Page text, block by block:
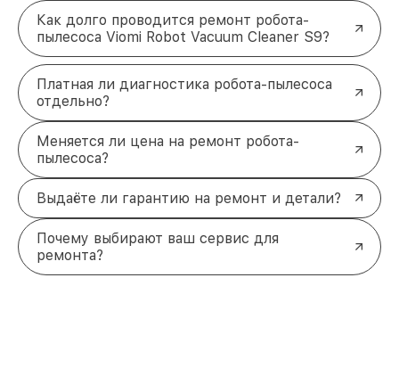
Как долго проводится ремонт робота-
пылесоса Viomi Robot Vacuum Cleaner S9?
Платная ли диагностика робота-пылесоса
отдельно?
Меняется ли цена на ремонт робота-
пылесоса?
Выдаёте ли гарантию на ремонт и детали?
Почему выбирают ваш сервис для
ремонта?